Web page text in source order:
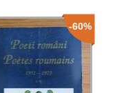
-60%